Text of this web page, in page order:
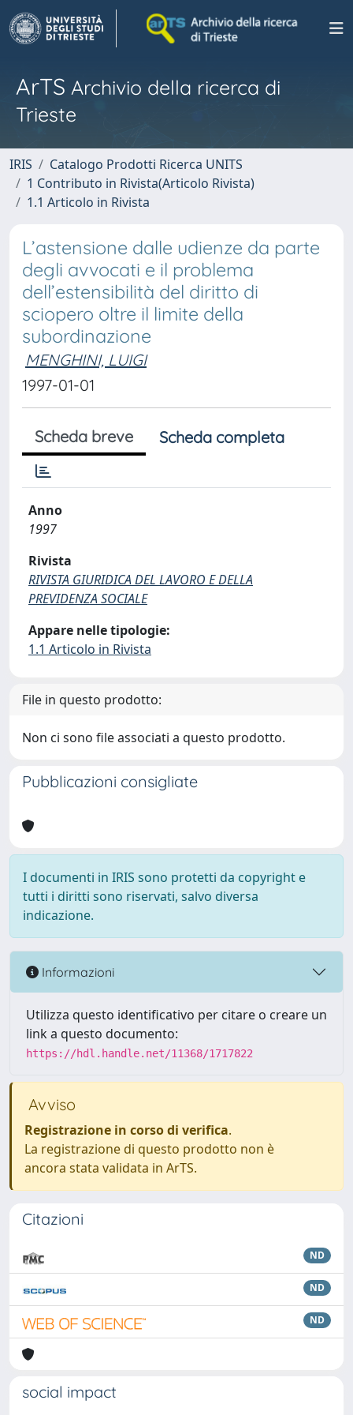
ArTS Archivio della ricerca di
Trieste
IRIS
Catalogo Prodotti Ricerca UNITS
1 Contributo in Rivista(Articolo Rivista)
1.1 Articolo in Rivista
L’astensione dalle udienze da parte
degli avvocati e il problema
dell’estensibilità del diritto di
sciopero oltre il limite della
subordinazione
MENGHINI, LUIGI
1997-01-01
Scheda breve Scheda completa
Anno
1997
Rivista
RIVISTA GIURIDICA DEL LAVORO E DELLA
PREVIDENZA SOCIALE
Appare nelle tipologie:
1.1 Articolo in Rivista
File in questo prodotto:
Non ci sono file associati a questo prodotto.
Pubblicazioni consigliate
I documenti in IRIS sono protetti da copyright e
tutti i diritti sono riservati, salvo diversa
indicazione.
Informazioni
Utilizza questo identificativo per citare o creare un
link a questo documento:
https://hdl.handle.net/11368/1717822
Avviso
Registrazione in corso di verifica.
La registrazione di questo prodotto non è
ancora stata validata in ArTS.
Citazioni
ND
ND
ND
social impact